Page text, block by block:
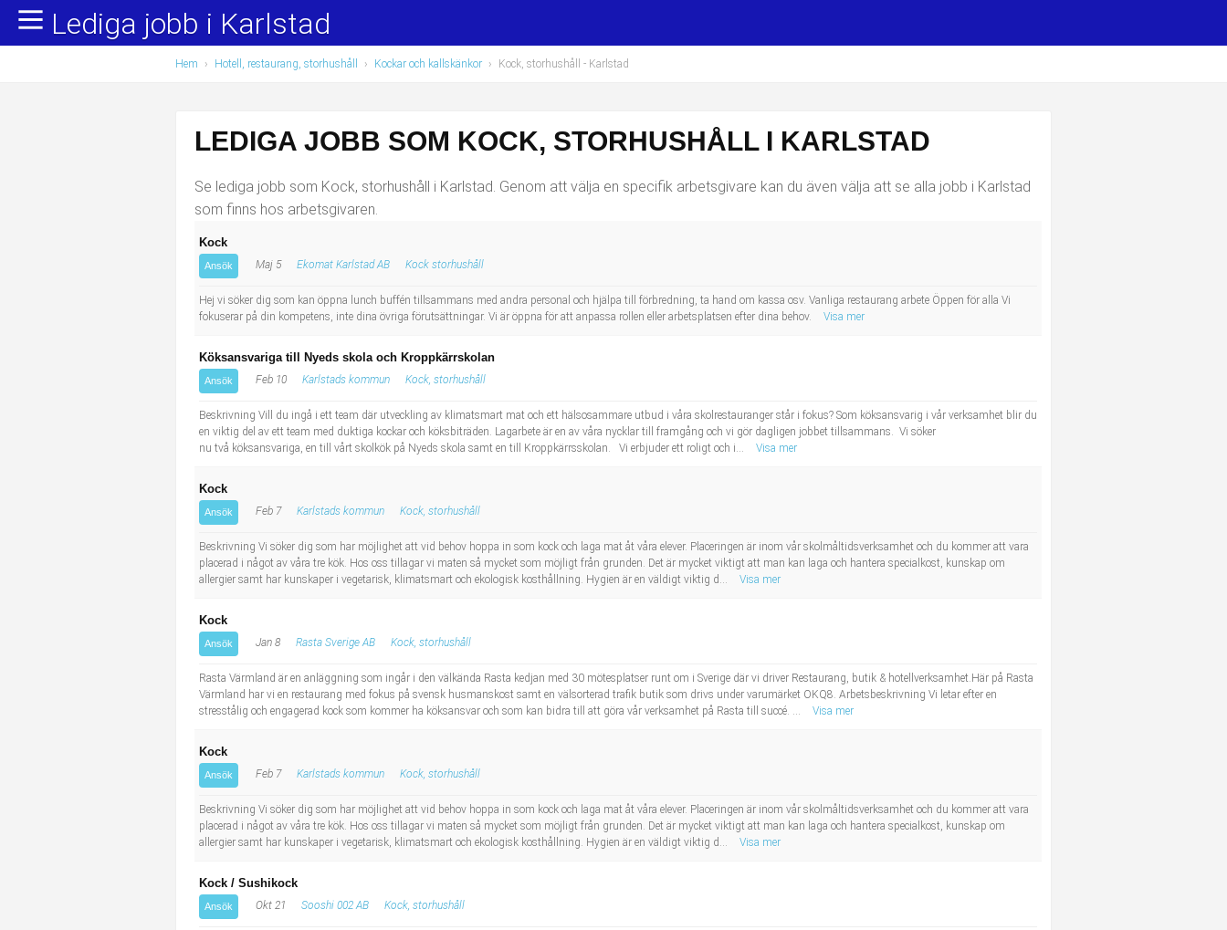
Yrkesområden
Administration, ekonomi, juridik
Försäljning, inköp, marknadsföring
Kropps- och skönhetsvård
Naturvetenskapligt arbete
Sanering och renhållning
Populära jobb
Undersköterska, hemtjänst och äldreboende
Lärare i förskola/Förskollärare
Bussförare/Busschaufför
Behandlingsassistent/Socialpedagog
Tidningsbud/Tidningsdistributör
Taxiförare/Taxichaufför
Läkarsekreterare/Vårdadmin/Medicinsk sekreterare
Informatör/Kommunikatör
Sjuksköterska, grundutbildad
Lediga jobb i Karlstad
Hem › Hotell, restaurang, storhushåll › Kockar och kallskänkor › Kock, storhushåll - Karlstad
LEDIGA JOBB SOM KOCK, STORHUSHÅLL I KARLSTAD
Se lediga jobb som Kock, storhushåll i Karlstad. Genom att välja en specifik arbetsgivare kan du även välja att se alla jobb i Karlstad
som finns hos arbetsgivaren.
Kock
Ansök Maj 5 Ekomat Karlstad AB Kock storhushåll
Hej vi söker dig som kan öppna lunch buffén tillsammans med andra personal och hjälpa till förbredning, ta hand om kassa osv. Vanliga restaurang arbete Öppen för alla Vi
fokuserar på din kompetens, inte dina övriga förutsättningar. Vi är öppna för att anpassa rollen eller arbetsplatsen efter dina behov.
Visa mer
Köksansvariga till Nyeds skola och Kroppkärrskolan
Ansök Feb 10 Karlstads kommun Kock, storhushåll
Beskrivning Vill du ingå i ett team där utveckling av klimatsmart mat och ett hälsosammare utbud i våra skolrestauranger står i fokus? Som köksansvarig i vår verksamhet blir du
en viktig del av ett team med duktiga kockar och köksbiträden. Lagarbete är en av våra nycklar till framgång och vi gör dagligen jobbet tillsammans. Vi söker
nu två köksansvariga, en till vårt skolkök på Nyeds skola samt en till Kroppkärrsskolan. Vi erbjuder ett roligt och i...
Visa mer
Kock
Ansök Feb 7 Karlstads kommun Kock, storhushåll
Beskrivning Vi söker dig som har möjlighet att vid behov hoppa in som kock och laga mat åt våra elever. Placeringen är inom vår skolmåltidsverksamhet och du kommer att vara
placerad i något av våra tre kök. Hos oss tillagar vi maten så mycket som möjligt från grunden. Det är mycket viktigt att man kan laga och hantera specialkost, kunskap om
allergier samt har kunskaper i vegetarisk, klimatsmart och ekologisk kosthållning. Hygien är en väldigt viktig d...
Visa mer
Kock
Ansök Jan 8 Rasta Sverige AB Kock, storhushåll
Rasta Värmland är en anläggning som ingår i den välkända Rasta kedjan med 30 mötesplatser runt om i Sverige där vi driver Restaurang, butik & hotellverksamhet.Här på Rasta
Värmland har vi en restaurang med fokus på svensk husmanskost samt en välsorterad trafik butik som drivs under varumärket OKQ8. Arbetsbeskrivning Vi letar efter en
stresstålig och engagerad kock som kommer ha köksansvar och som kan bidra till att göra vår verksamhet på Rasta till succé. ...
Visa mer
Kock
Ansök Feb 7 Karlstads kommun Kock, storhushåll
Beskrivning Vi söker dig som har möjlighet att vid behov hoppa in som kock och laga mat åt våra elever. Placeringen är inom vår skolmåltidsverksamhet och du kommer att vara
placerad i något av våra tre kök. Hos oss tillagar vi maten så mycket som möjligt från grunden. Det är mycket viktigt att man kan laga och hantera specialkost, kunskap om
allergier samt har kunskaper i vegetarisk, klimatsmart och ekologisk kosthållning. Hygien är en väldigt viktig d...
Visa mer
Kock / Sushikock
Ansök Okt 21 Sooshi 002 AB Kock, storhushåll